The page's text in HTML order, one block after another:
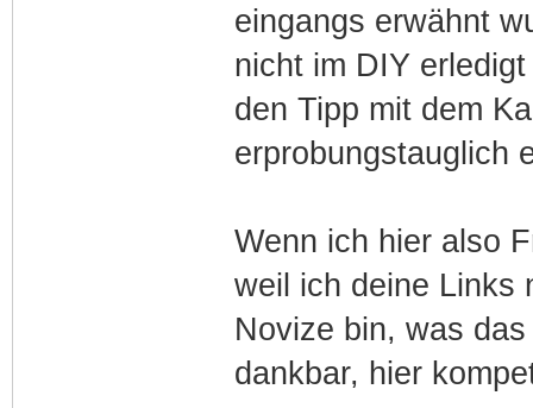
eingangs erwähnt
nicht im DIY
den Tipp mit dem
erprobungstauglich
Wenn ich hier also
weil ich deine Links
Novize bin, was
dankbar, hier